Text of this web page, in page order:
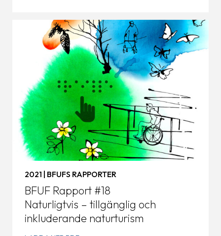
BFUF Rapport #18
Naturligtvis – tillgänglig och
inkluderande naturturism
2021 | BFUFS RAPPORTER